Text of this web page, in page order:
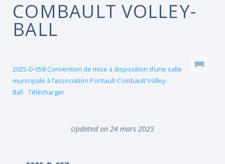
COMBAULT VOLLEY-
BALL
2025-D-058 Convention de mise à disposition d’une salle
municipale à l’association Pontault-Combault Volley-
Ball
Télécharger
Updated on 24 mars 2025